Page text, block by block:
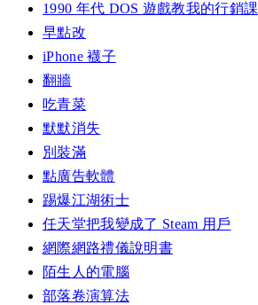
1990 年代 DOS 遊戲教我的行銷課
早點改
iPhone 襪子
翻牆
吃青菜
默默消失
別裝滿
點廣告軟體
踢爆江湖術士
任天堂把我變成了 Steam 用戶
網際網路禮儀說明書
陌生人的電腦
部落卷演算法